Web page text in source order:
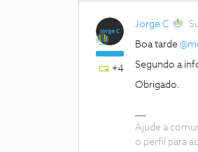
+4
Jorge C
Boa tarde
Segundo a
Obrigado.
Ajude a
o perfil para